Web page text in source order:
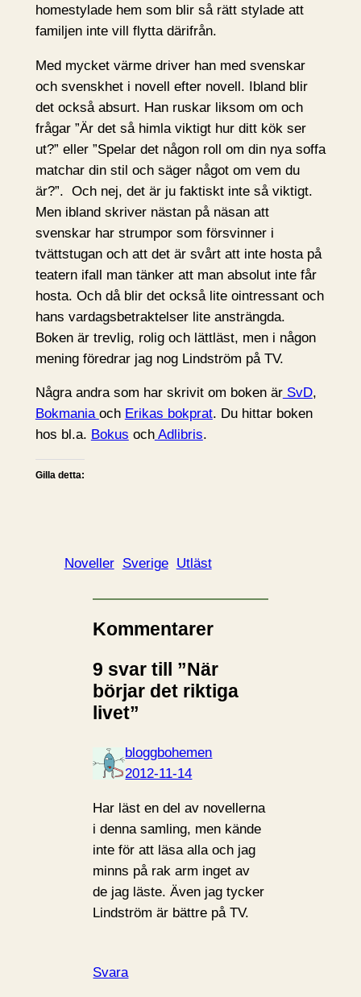
homestylade hem som blir så rätt stylade att
familjen inte vill flytta därifrån.
Med mycket värme driver han med svenskar
och svenskhet i novell efter novell. Ibland blir
det också absurt. Han ruskar liksom om och
frågar ”Är det så himla viktigt hur ditt kök ser
ut?” eller ”Spelar det någon roll om din nya soffa
matchar din stil och säger något om vem du
är?”. Och nej, det är ju faktiskt inte så viktigt.
Men ibland skriver nästan på näsan att
svenskar har strumpor som försvinner i
tvättstugan och att det är svårt att inte hosta på
teatern ifall man tänker att man absolut inte får
hosta. Och då blir det också lite ointressant och
hans vardagsbetraktelser lite ansträngda.
Boken är trevlig, rolig och lättläst, men i någon
mening föredrar jag nog Lindström på TV.
Några andra som har skrivit om boken ärSvD,
Bokmania och Erikas bokprat. Du hittar boken
hos bl.a. Bokus ochAdlibris.
Gilla detta:
Noveller Sverige Utläst
Kommentarer
9 svar till ”När
börjar det riktiga
livet”
bloggbohemen
2012-11-14
Har läst en del av novellerna
i denna samling, men kände
inte för att läsa alla och jag
minns på rak arm inget av
de jag läste. Även jag tycker
Lindström är bättre på TV.
Svara